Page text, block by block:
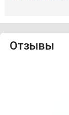
Отзывы